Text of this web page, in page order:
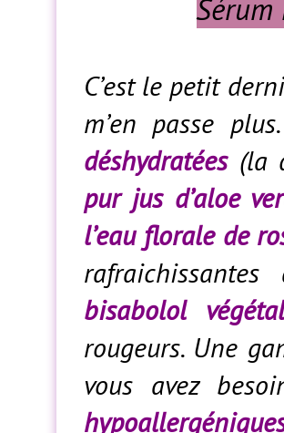
Sérum
C’est le petit
m’en passe
déshydratées(la
pur jus d’aloe
l’eau florale de
bisabolol végétal
rougeurs. Une
vous avez